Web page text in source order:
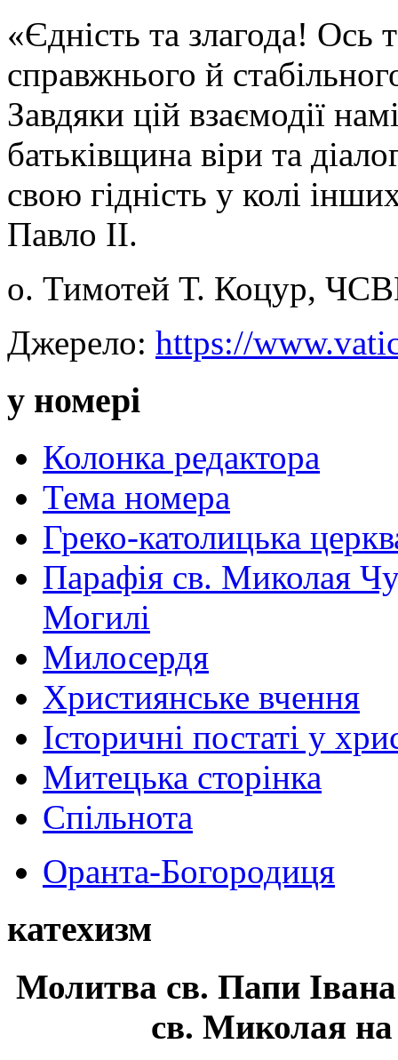
«Єдність та злагода!
справжнього й
Завдяки цій взаємодії
батьківщина віри та
свою гідність у колі
Павло ІІ.
о. Тимотей Т. Коцур,
Джерело: https://
у номері
Колонка редактора
Тема номера
Греко-католицька
Парафія св. Миколая
Могилі
Милосердя
Християнське вчення
Історичні постаті у
Митецька сторінка
Спільнота
Оранта-Богородиця
катехизм
Молитва св. Папи
св. Миколая на